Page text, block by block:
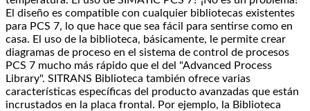
El diseño es compatible con cualquier bibliotecas existentes
para PCS 7, lo que hace que sea fácil para sentirse como en
casa. El uso de la biblioteca, básicamente, le permite crear
diagramas de proceso en el sistema de control de procesos
PCS 7 mucho más rápido que el del "Advanced Process
Library". SITRANS Biblioteca también ofrece varias
características específicas del producto avanzadas que están
incrustados en la placa frontal. Por ejemplo, la Biblioteca